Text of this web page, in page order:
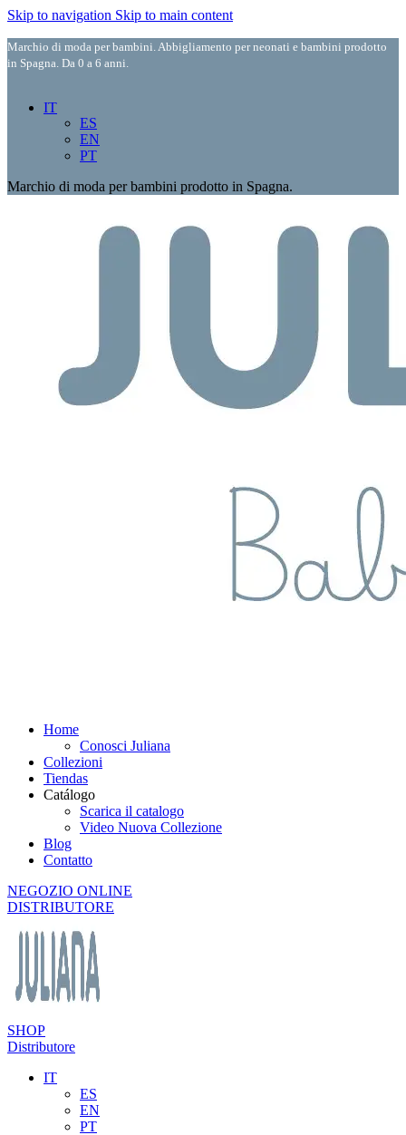
Skip to navigation Skip to main content
Marchio di moda per bambini. Abbigliamento per neonati e bambini prodotto
in Spagna. Da 0 a 6 anni.
IT
ES
EN
PT
Marchio di moda per bambini prodotto in Spagna.
Home
Conosci Juliana
Collezioni
Tiendas
Catálogo
Scarica il catalogo
Video Nuova Collezione
Blog
Contatto
NEGOZIO ONLINE
DISTRIBUTORE
SHOP
Distributore
IT
ES
EN
PT